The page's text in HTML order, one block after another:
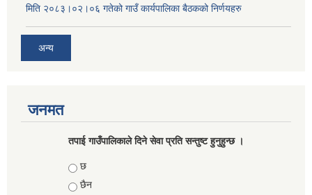
मिति २०८३।०२।०६ गतेको गाउँ कार्यपालिका बैठकको निर्णयहरु
अन्य
जनमत
तपाई गाउँपालिकाले दिने सेवा प्रति सन्तुष्ट हुनुहुन्छ ।
Choices
छ
छैन